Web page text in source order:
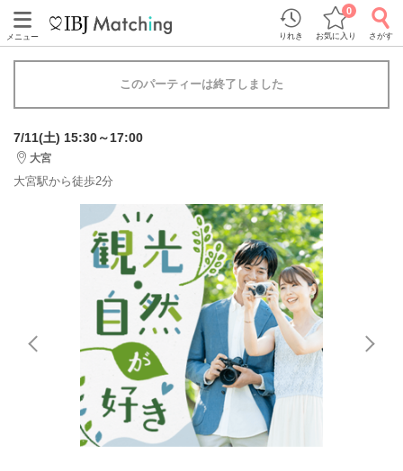
メニュー りれき お気に入り
0
さがす
このパーティーは終了しました
7/11(土) 15:30～17:00
大宮
大宮駅から徒歩2分